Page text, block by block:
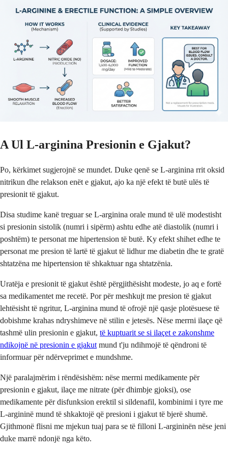
A Ul L-arginina Presionin e Gjakut?
Po, kërkimet sugjerojnë se mundet. Duke qenë se L-arginina rrit oksid
nitrikun dhe relakson enët e gjakut, ajo ka një efekt të butë ulës të
presionit të gjakut.
Disa studime kanë treguar se L-arginina orale mund të ulë modestisht
si presionin sistolik (numri i sipërm) ashtu edhe atë diastolik (numri i
poshtëm) te personat me hipertension të butë. Ky efekt shihet edhe te
personat me presion të lartë të gjakut të lidhur me diabetin dhe te gratë
shtatzëna me hipertension të shkaktuar nga shtatzënia.
Uratëja e presionit të gjakut është përgjithësisht modeste, jo aq e fortë
sa medikamentet me recetë. Por për meshkujt me presion të gjakut
lehtësisht të ngritur, L-arginina mund të ofrojë një qasje plotësuese të
dobishme krahas ndryshimeve në stilin e jetesës. Nëse merrni ilaçe që
tashmë ulin presionin e gjakut, të kuptuarit se si ilaçet e zakonshme
ndikojnë në presionin e gjakut mund t'ju ndihmojë të qëndroni të
informuar për ndërveprimet e mundshme.
Një paralajmërim i rëndësishëm: nëse merrni medikamente për
presionin e gjakut, ilaçe me nitrate (për dhimbje gjoksi), ose
medikamente për disfunksion erektil si sildenafil, kombinimi i tyre me
L-argininë mund të shkaktojë që presioni i gjakut të bjerë shumë.
Gjithmonë flisni me mjekun tuaj para se të filloni L-argininën nëse jeni
duke marrë ndonjë nga këto.